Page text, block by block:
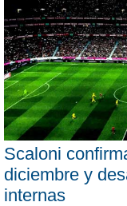
Scaloni
diciembre y
internas